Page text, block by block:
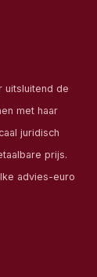
uitsluitend de
met haar
juridisch
prijs.
advies-euro